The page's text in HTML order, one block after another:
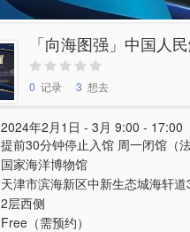
「向海图强」中国人
0 记录 3 想去
2024年2月1日 - 3月 9:00 - 17:00
提前30分钟停止入馆 周一闭馆（
国家海洋博物馆
天津市滨海新区中新生态城海轩
2层西侧
Free（需预约）